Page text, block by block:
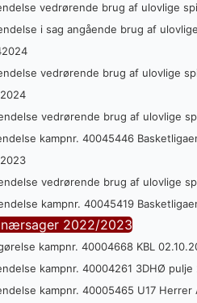
vedrørende brug af ulovlige
i sag angående brug af
vedrørende brug af ulovlige
vedrørende brug af ulovlige
kampnr. 40045446
vedrørende brug af ulovlige
kampnr. 40045419
2022/2023
kampnr. 40004668 KBL
kampnr. 40004261 3DHØ pulje
kampnr. 40005465 U17 Herrer